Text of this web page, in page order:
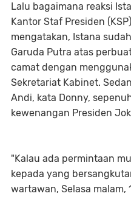
Lalu bagaimana reaksi
Kantor Staf Presiden
mengatakan, Istana
Garuda Putra atas
camat dengan
Sekretariat Kabinet.
Andi, kata Donny,
kewenangan Presiden
"Kalau ada permintaan
kepada yang
wartawan, Selasa malam,